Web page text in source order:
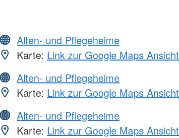
Alten- und Pflegeheime
Karte: Link zur Google Maps Ansicht
Alten- und Pflegeheime
Karte: Link zur Google Maps Ansicht
Alten- und Pflegeheime
Karte: Link zur Google Maps Ansicht